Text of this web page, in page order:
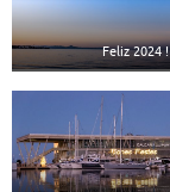
Feliz 2024 !